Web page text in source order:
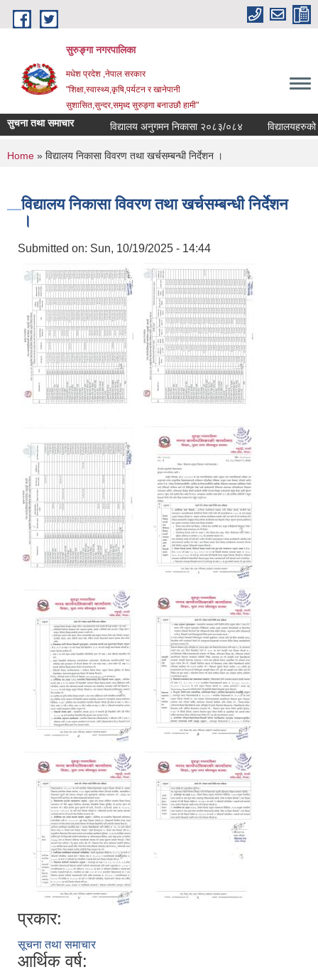
Skip to main content
सुरुङ्‍गा नगरपालिका
मधेश प्रदेश ,नेपाल सरकार
"शिक्षा,स्वास्थ्य,कृषि,पर्यटन र खानेपानी
सुशासित,सुन्दर,समृध्द सुरुङ्गा बनाउछौ हामी"
सुचना तथा समाचार विद्यालय अनुगमन निकासा २०८३/०८४ विद्यालयहरुको
You are here
Home » विद्यालय निकासा विवरण तथा खर्चसम्बन्धी निर्देशन ।
विद्यालय निकासा विवरण तथा खर्चसम्बन्धी निर्देशन
।
Submitted on: Sun, 10/19/2025 - 14:44
प्रकार:
सूचना तथा समाचार
आर्थिक वर्ष: